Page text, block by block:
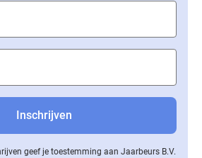
geef je toestemming aan Jaarbeurs B.V.